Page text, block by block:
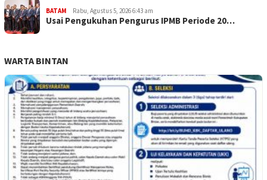
BATAM Rabu, Agustus 5, 2026 6:43 am
Usai Pengukuhan Pengurus IPMB Periode 20…
WARTA BINTAN